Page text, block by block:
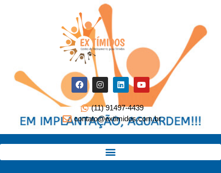
(11) 91497-4439
contato@extimidos.com.br